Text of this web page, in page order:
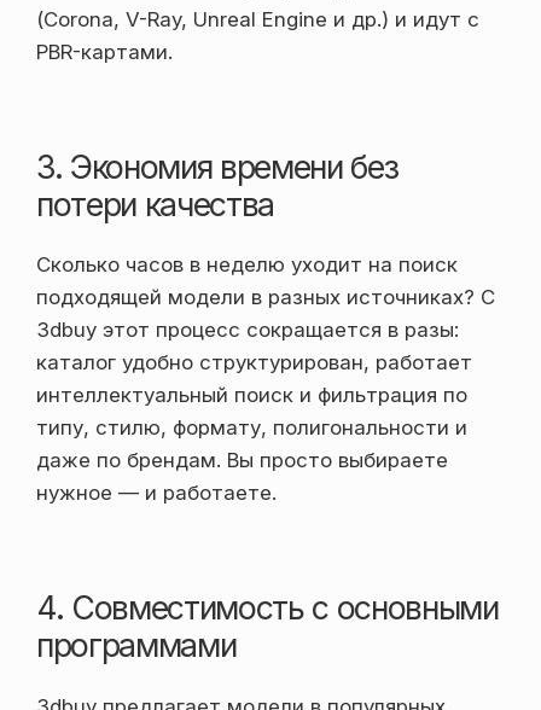
(Corona, V-Ray, Unreal Engine и др.) и идут с
PBR-картами.
3. Экономия времени без
потери качества
Сколько часов в неделю уходит на поиск
подходящей модели в разных источниках? С
3dbuy этот процесс сокращается в разы:
каталог удобно структурирован, работает
интеллектуальный поиск и фильтрация по
типу, стилю, формату, полигональности и
даже по брендам. Вы просто выбираете
нужное — и работаете.
4. Совместимость с основными
программами